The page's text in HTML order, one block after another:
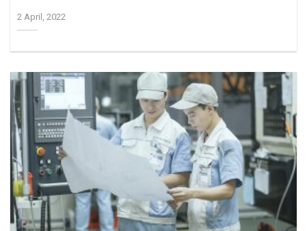
2 April, 2022